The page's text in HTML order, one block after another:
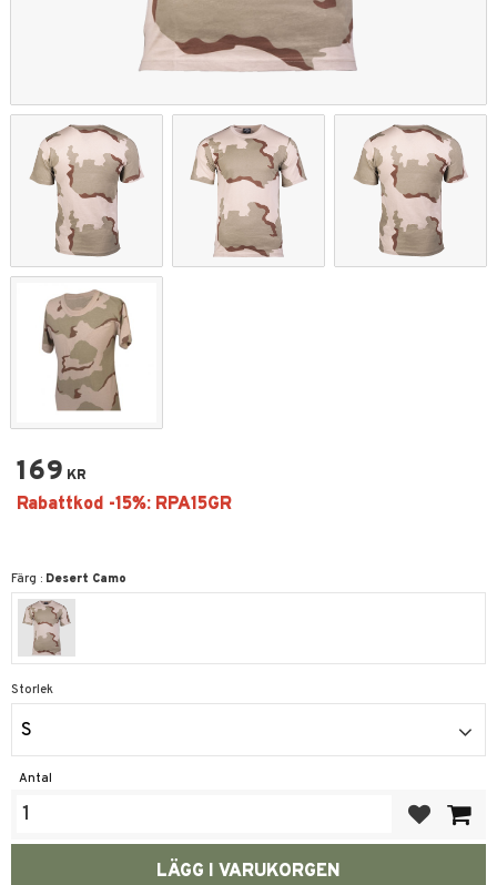
169 KR
Färg : Desert Camo
Storlek
S
Antal